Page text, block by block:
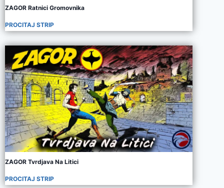
ZAGOR Ratnici Gromovnika
PROCITAJ STRIP
ZAGOR Tvrdjava Na Litici
PROCITAJ STRIP